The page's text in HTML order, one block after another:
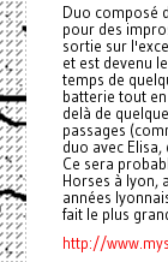
Duo composé
pour des
sortie sur
et est devenu
temps de
batterie tout
delà de
passages
duo avec
Ce sera
Horses à lyon,
années
fait le plus
http://